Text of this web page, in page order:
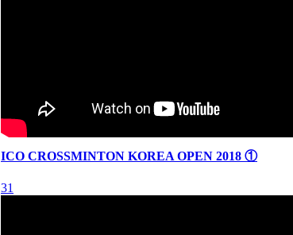
ICO CROSSMINTON KOREA OPEN 2018 ①
31